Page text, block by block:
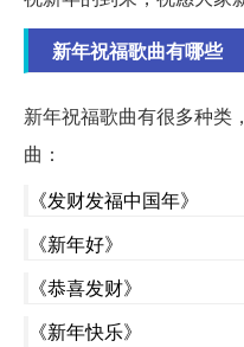
新年祝福歌曲有哪些
新年祝福歌曲有很多种类
曲：
《发财发福中国年》
《新年好》
《恭喜发财》
《新年快乐》